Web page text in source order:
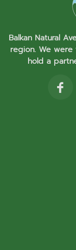
Balkan Natural
region. We
hold a